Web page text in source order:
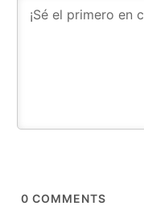
0 COMMENTS